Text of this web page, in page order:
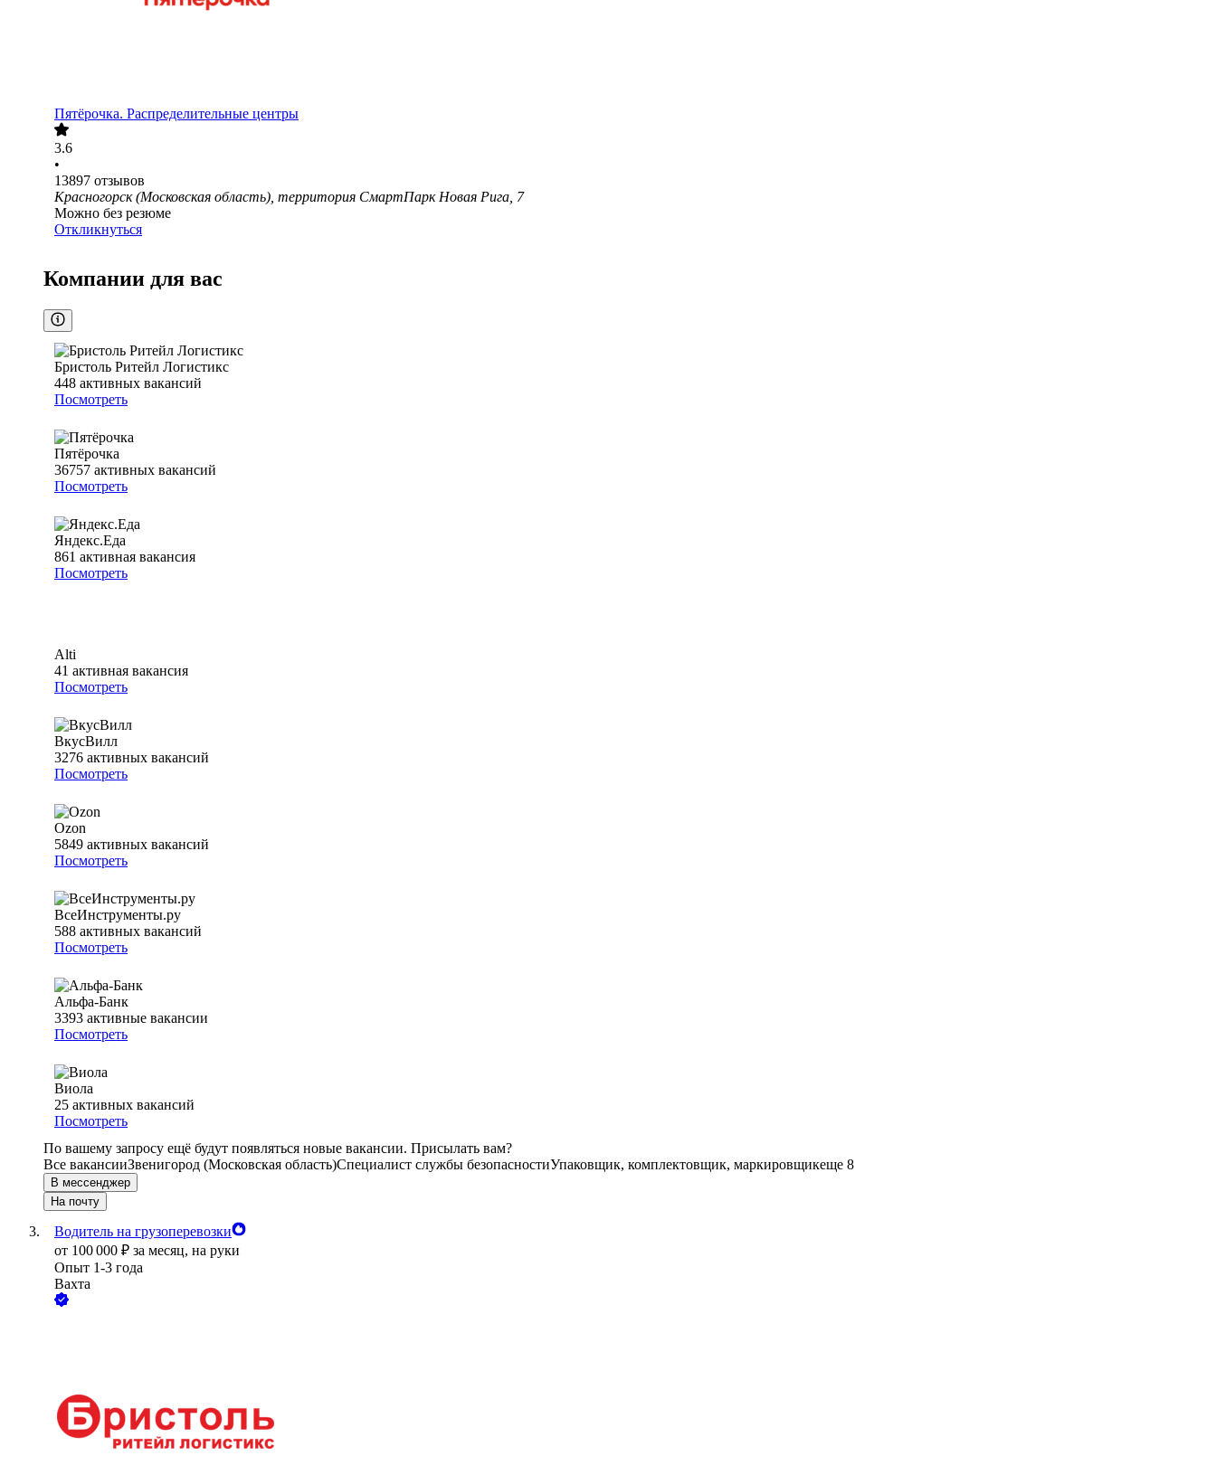
Пятёрочка. Распределительные центры
3.6
•
13897 отзывов
Красногорск (Московская область), территория СмартПарк Новая Рига, 7
Можно без резюме
Откликнуться
Компании для вас
Бристоль Ритейл Логистикс
448 активных вакансий
Посмотреть
Пятёрочка
36757 активных вакансий
Посмотреть
Яндекс.Еда
861 активная вакансия
Посмотреть
Alti
41 активная вакансия
Посмотреть
ВкусВилл
3276 активных вакансий
Посмотреть
Ozon
5849 активных вакансий
Посмотреть
ВсеИнструменты.ру
588 активных вакансий
Посмотреть
Альфа-Банк
3393 активные вакансии
Посмотреть
Виола
25 активных вакансий
Посмотреть
По вашему запросу ещё будут появляться новые вакансии. Присылать вам?
Все вакансииЗвенигород (Московская область)Специалист службы безопасностиУпаковщик, комплектовщик, маркировщикеще 8
В мессенджер
На почту
Водитель на грузоперевозки
от 100 000 ₽ за месяц, на руки
Опыт 1-3 года
Вахта